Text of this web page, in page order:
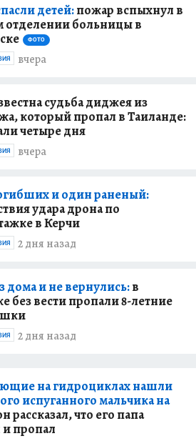
детей:пожар вспыхнул в
отделении больницы в
ФОТО
вчера
судьба диджея из
который пропал в Таиланде:
четыре дня
вчера
и один раненый:
удара дрона по
в Керчи
2 дня назад
дома и не вернулись:в
без вести пропали 8-летние
2 дня назад
на гидроциклах нашли
испуганного мальчика на
рассказал, что его папа
пропал